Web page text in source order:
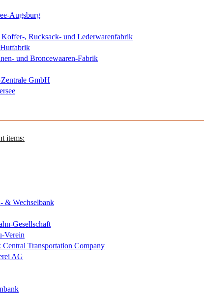
Augsburg
, Rucksack- und Lederwarenfabrik
und Broncewaaren-Fabrik
GmbH
items:
& Wechselbank
Gesellschaft
Verein
Transportation Company
AG